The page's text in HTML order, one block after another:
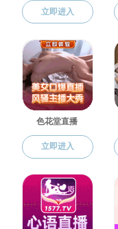
下一条：中国—东盟区域国
地址：中国·南宁 大学
联系电话/传真：0771-